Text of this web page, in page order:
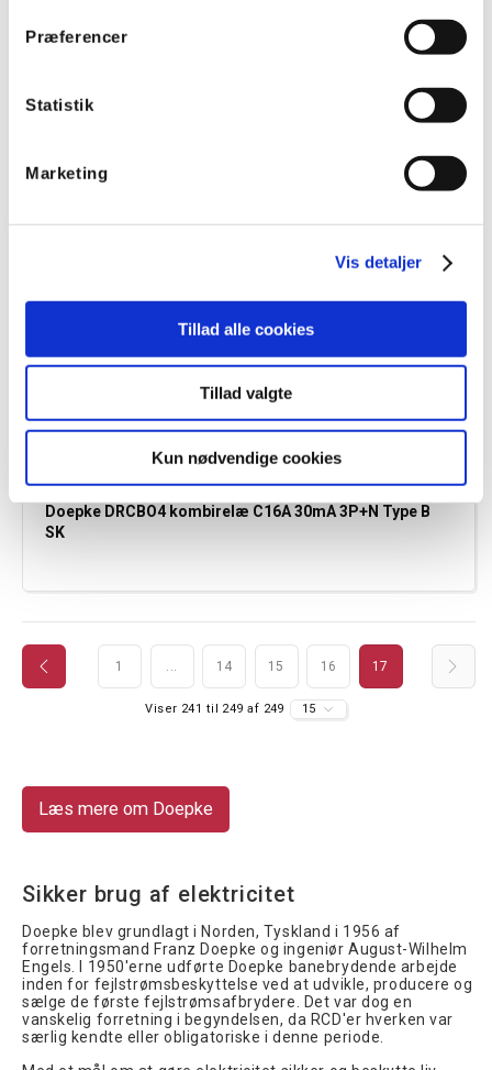
Præferencer
Statistik
Marketing
Vis detaljer
Tillad alle cookies
Tillad valgte
Kun nødvendige cookies
09156911
Doepke PFI (RCD) 80A 300mA 4P 10kA Type A - Nul i
Doepke DRCBO4 kombirelæ C16A 30mA 3P+N Type B
SK
1 ... 14 15 16 17
Viser 241 til 249 af 249 15
Læs mere om Doepke
Sikker brug af elektricitet
Doepke blev grundlagt i Norden, Tyskland i 1956 af
forretningsmand Franz Doepke og ingeniør August-Wilhelm
Engels. I 1950'erne udførte Doepke banebrydende arbejde
inden for fejlstrømsbeskyttelse ved at udvikle, producere og
sælge de første fejlstrømsafbrydere. Det var dog en
vanskelig forretning i begyndelsen, da RCD'er hverken var
særlig kendte eller obligatoriske i denne periode.